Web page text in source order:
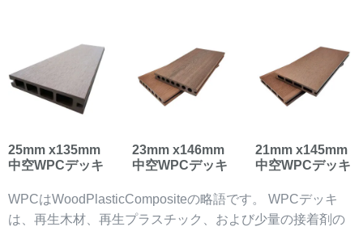
25mm x135mm
中空WPCデッキ
23mm x146mm
中空WPCデッキ
21mm x145mm
中空WPCデッキ
WPCはWoodPlasticCompositeの略語です。 WPCデッキ
は、再生木材、再生プラスチック、および少量の接着剤の